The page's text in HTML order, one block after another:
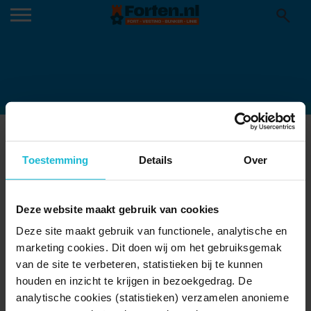
Toestemming Details Over
Deze website maakt gebruik van cookies
Deze site maakt gebruik van functionele, analytische en
marketing cookies. Dit doen wij om het gebruiksgemak
van de site te verbeteren, statistieken bij te kunnen
houden en inzicht te krijgen in bezoekgedrag. De
analytische cookies (statistieken) verzamelen anonieme